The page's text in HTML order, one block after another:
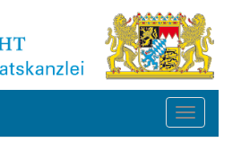
Toggle